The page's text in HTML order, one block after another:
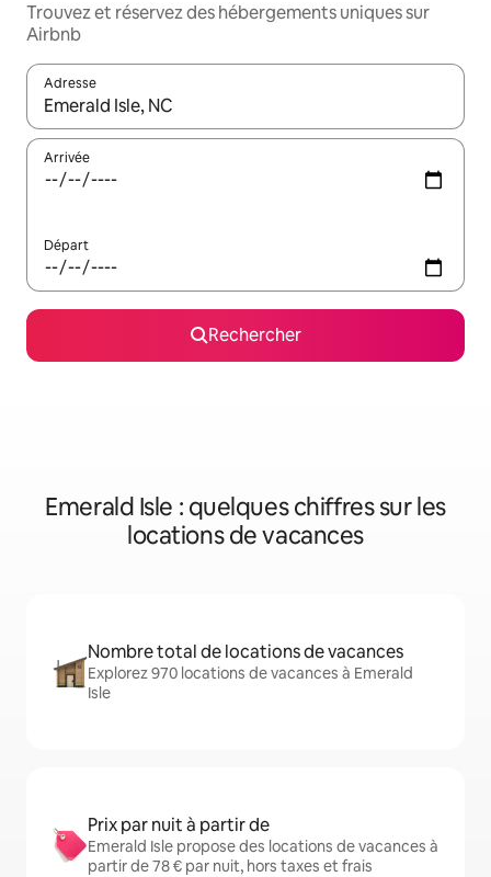
Trouvez et réservez des hébergements uniques sur
Airbnb
Adresse
Lorsque les résultats s'affichent, utilisez les flèches vers le
Arrivée
Départ
Rechercher
Emerald Isle : quelques chiffres sur les
locations de vacances
Nombre total de locations de vacances
Explorez 970 locations de vacances à Emerald
Isle
Prix par nuit à partir de
Emerald Isle propose des locations de vacances à
partir de 78 € par nuit, hors taxes et frais